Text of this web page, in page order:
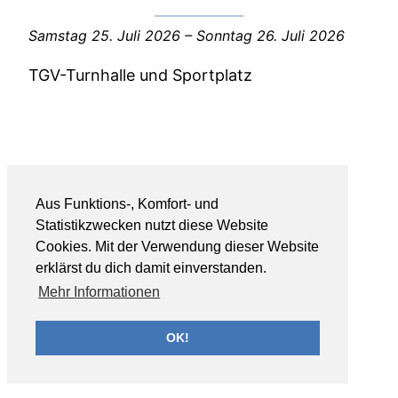
Aus Funktions-, Komfort- und
Statistikzwecken nutzt diese Website
Cookies. Mit der Verwendung dieser Website
erklärst du dich damit einverstanden.
Mehr Informationen
OK!
Samstag 25. Juli 2026 – Sonntag 26. Juli 2026
TGV-Turnhalle und Sportplatz